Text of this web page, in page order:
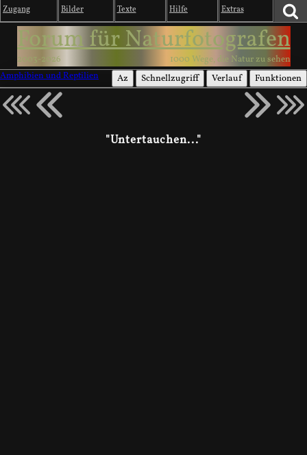
Zugang Bilder Texte Hilfe Extras
Forum für Naturfotografen
2003-2026
1000 Wege, die Natur zu sehen
Amphibien und Reptilien
Az Schnellzugriff Verlauf Funktionen
"Untertauchen..."